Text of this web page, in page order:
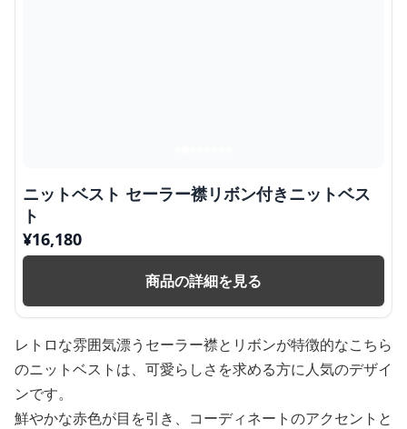
ニットベスト セーラー襟リボン付きニットベス
ト
¥16,180
商品の詳細を見る
レトロな雰囲気漂うセーラー襟とリボンが特徴的なこちら
のニットベストは、可愛らしさを求める方に人気のデザイ
ンです。
鮮やかな赤色が目を引き、コーディネートのアクセントと